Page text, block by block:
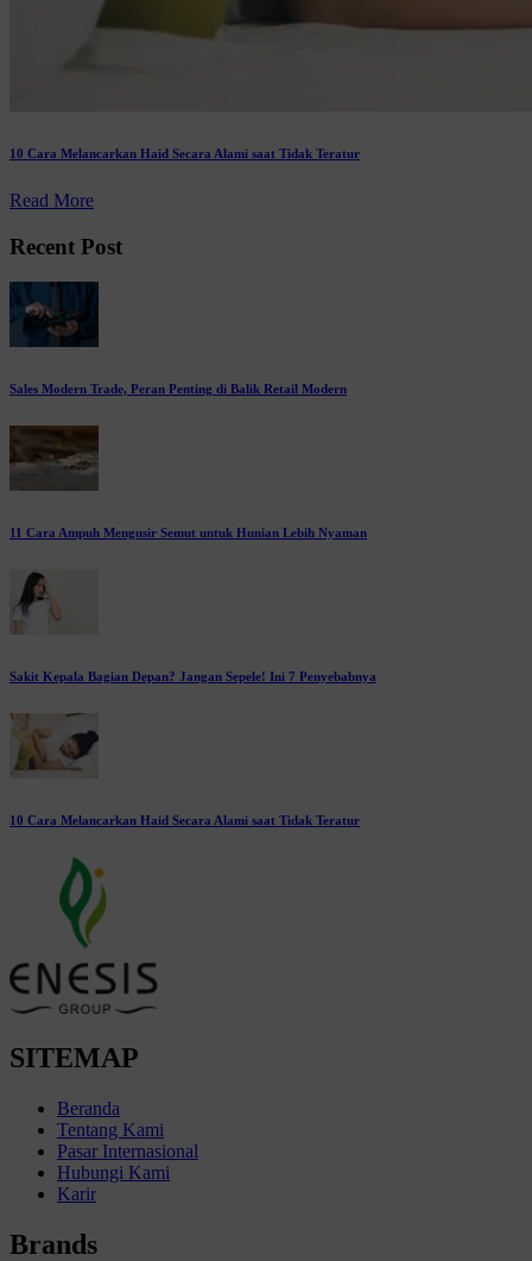
10 Cara Melancarkan Haid Secara Alami saat Tidak Teratur
Read More
Recent Post
Sales Modern Trade, Peran Penting di Balik Retail Modern
11 Cara Ampuh Mengusir Semut untuk Hunian Lebih Nyaman
Sakit Kepala Bagian Depan? Jangan Sepele! Ini 7 Penyebabnya
10 Cara Melancarkan Haid Secara Alami saat Tidak Teratur
SITEMAP
Beranda
Tentang Kami
Pasar Internasional
Hubungi Kami
Karir
Brands